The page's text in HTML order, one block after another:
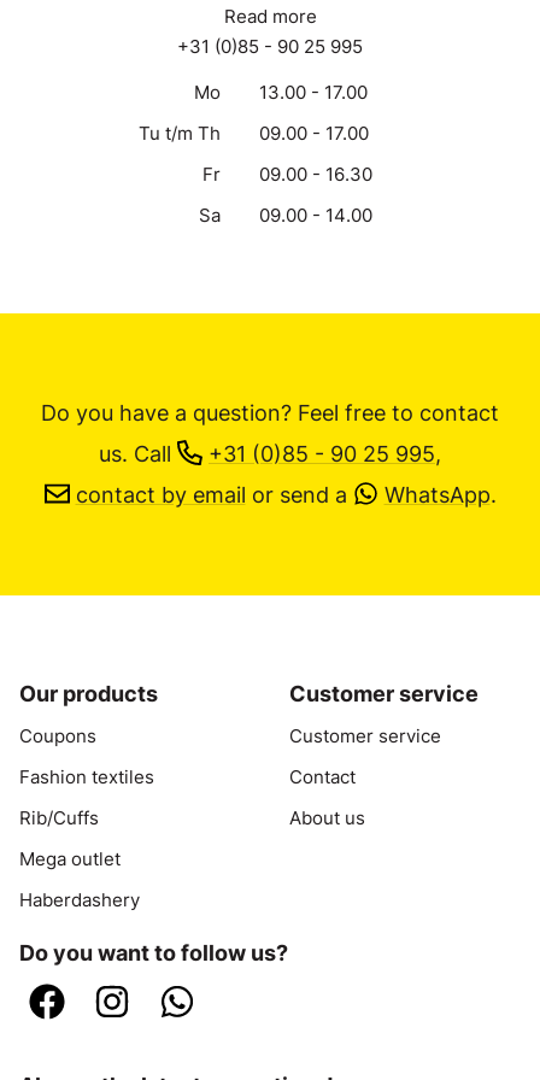
Read more
+31 (0)85 - 90 25 995
Mo
13.00 - 17.00
Tu t/m Th
09.00 - 17.00
Fr
09.00 - 16.30
Sa
09.00 - 14.00
Do you have a question? Feel free to contact
us. Call +31 (0)85 - 90 25 995,
contact by email or send a WhatsApp.
Our products
Coupons
Fashion textiles
Rib/Cuffs
Mega outlet
Haberdashery
Customer service
Customer service
Contact
About us
Do you want to follow us?